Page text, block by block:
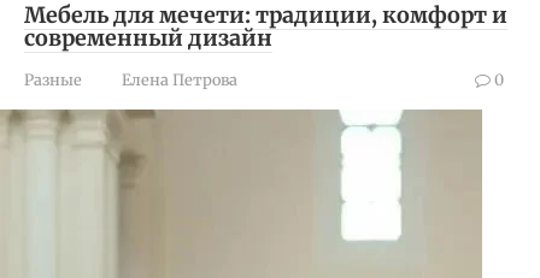
Мебель для мечети: традиции, комфорт и
современный дизайн
Разные Елена Петрова 0